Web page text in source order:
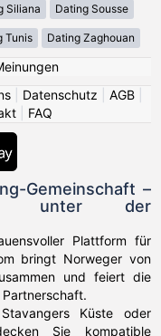
Siliana Dating Sousse
Tunis Dating Zaghouan
Datenschutz AGB
FAQ
Gemeinschaft –
unter der
Plattform für
bringt Norweger von
und feiert die
Küste oder
Sie kompatible